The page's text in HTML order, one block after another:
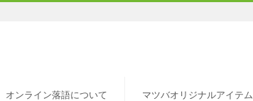
オンライン落語について マツバオリジナルアイテム